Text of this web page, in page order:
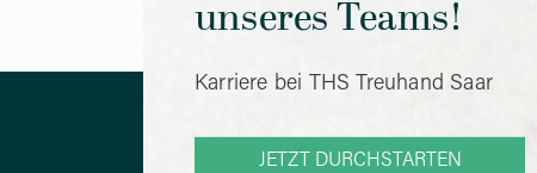
unseres Teams!
Karriere bei THS Treuhand Saar
JETZT DURCHSTARTEN